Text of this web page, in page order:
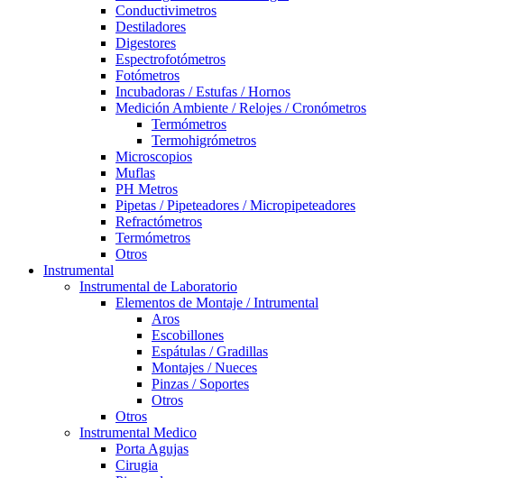
Conductivimetros
Destiladores
Digestores
Espectrofotómetros
Fotómetros
Incubadoras / Estufas / Hornos
Medición Ambiente / Relojes / Cronómetros
Termómetros
Termohigrómetros
Microscopios
Muflas
PH Metros
Pipetas / Pipeteadores / Micropipeteadores
Refractómetros
Termómetros
Otros
Instrumental
Instrumental de Laboratorio
Elementos de Montaje / Intrumental
Aros
Escobillones
Espátulas / Gradillas
Montajes / Nueces
Pinzas / Soportes
Otros
Otros
Instrumental Medico
Porta Agujas
Cirugia